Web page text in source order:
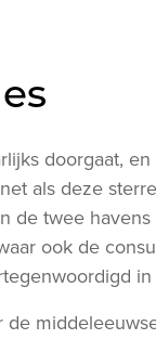
doorgaat,
als deze
de twee
ook de